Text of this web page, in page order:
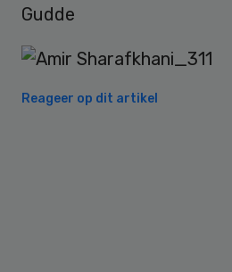
Gudde
Reageer op dit artikel